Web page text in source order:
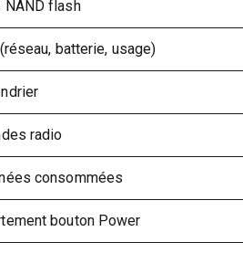
NAND flash
batterie, usage)
radio
consommées
bouton Power